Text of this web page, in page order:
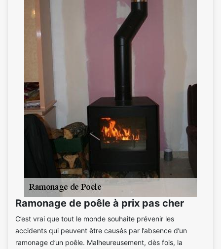
Ramonage de poêle à prix pas cher
C’est vrai que tout le monde souhaite prévenir les
accidents qui peuvent être causés par l’absence d’un
ramonage d’un poêle. Malheureusement, dès fois, la